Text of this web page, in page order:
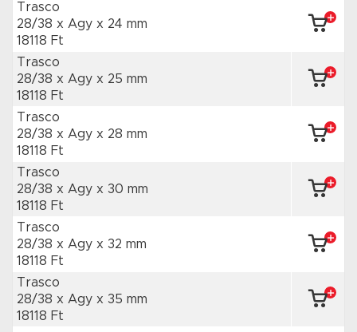
Trasco
28/38 x Agy x 24 mm
18118 Ft
Trasco
28/38 x Agy x 25 mm
18118 Ft
Trasco
28/38 x Agy x 28 mm
18118 Ft
Trasco
28/38 x Agy x 30 mm
18118 Ft
Trasco
28/38 x Agy x 32 mm
18118 Ft
Trasco
28/38 x Agy x 35 mm
18118 Ft